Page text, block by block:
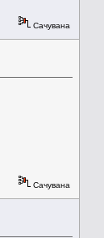
Сачувана
Сачувана